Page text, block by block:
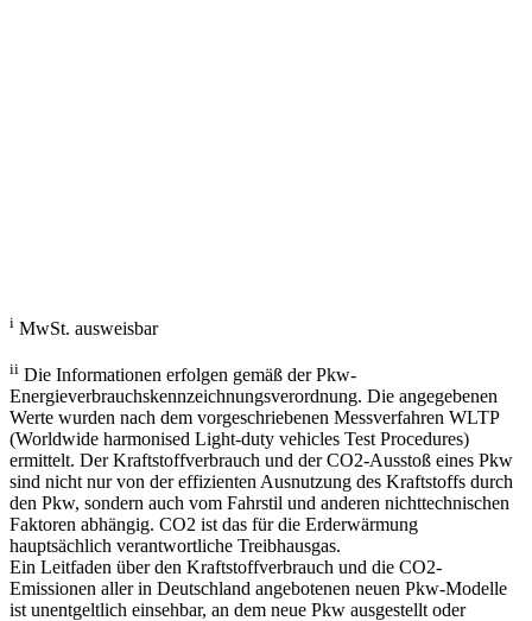
i MwSt. ausweisbar
ii Die Informationen erfolgen gemäß der Pkw-
Energieverbrauchskennzeichnungsverordnung. Die angegebenen
Werte wurden nach dem vorgeschriebenen Messverfahren WLTP
(Worldwide harmonised Light-duty vehicles Test Procedures)
ermittelt. Der Kraftstoffverbrauch und der CO2-Ausstoß eines Pkw
sind nicht nur von der effizienten Ausnutzung des Kraftstoffs durch
den Pkw, sondern auch vom Fahrstil und anderen nichttechnischen
Faktoren abhängig. CO2 ist das für die Erderwärmung
hauptsächlich verantwortliche Treibhausgas.
Ein Leitfaden über den Kraftstoffverbrauch und die CO2-
Emissionen aller in Deutschland angebotenen neuen Pkw-Modelle
ist unentgeltlich einsehbar, an dem neue Pkw ausgestellt oder